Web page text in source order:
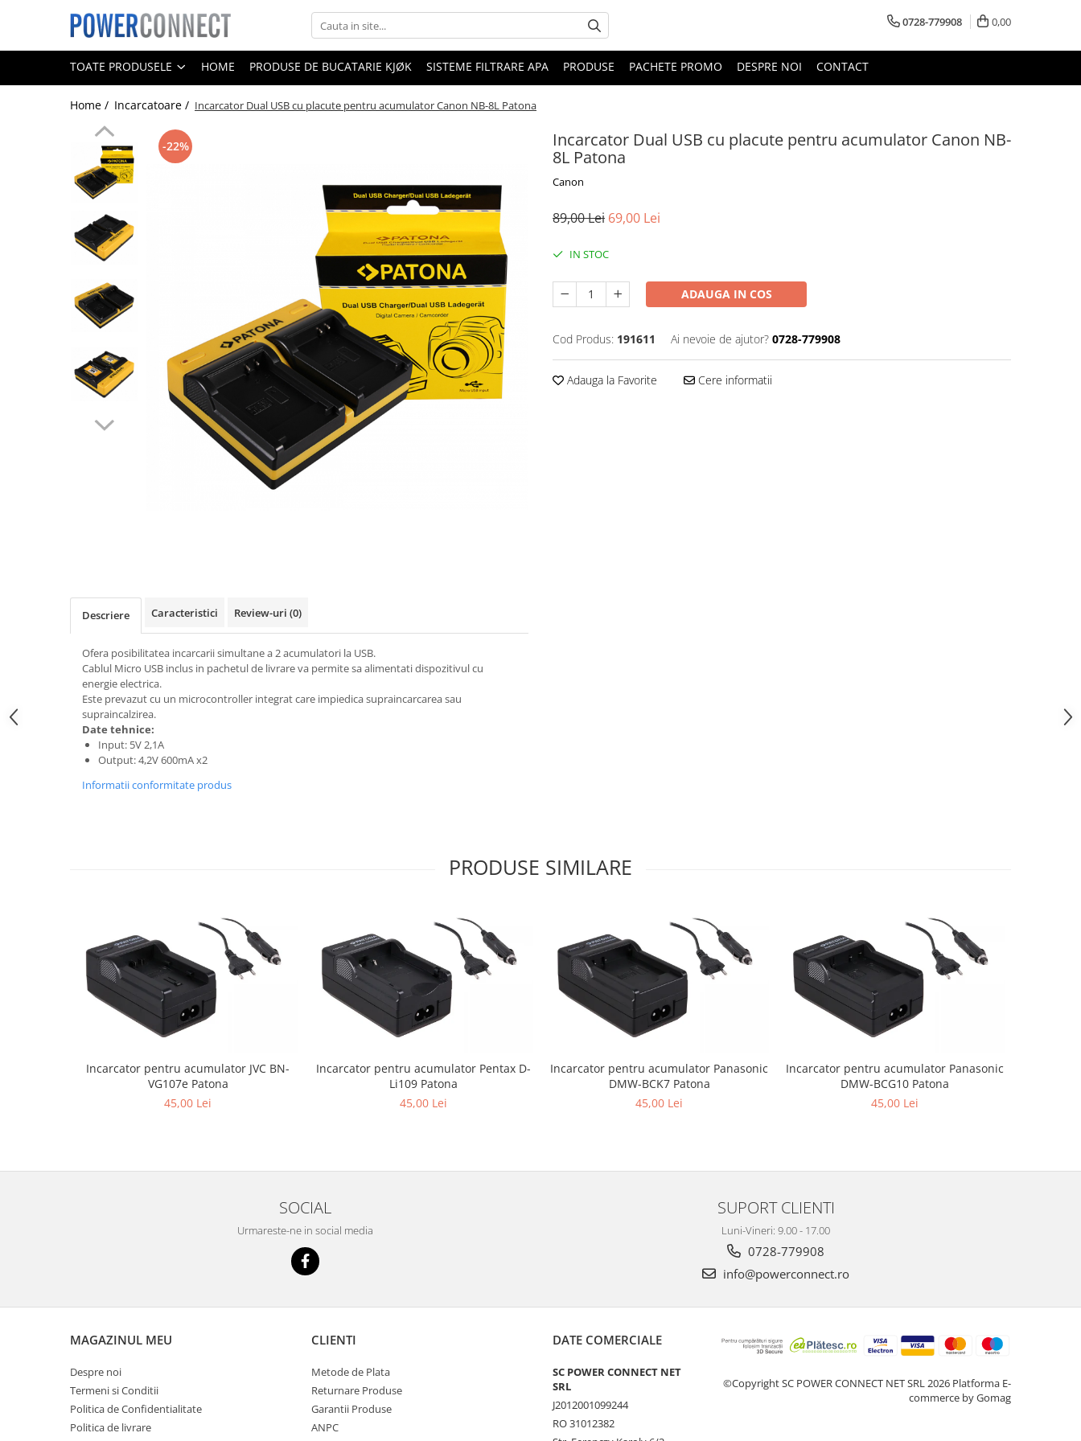
Toate Produsele
Sisteme filtrare apa
Sisteme filtrare apa
Aparate foto
Telefoane mobile
Boxe portabile
POS/Scanere coduri de bare
Scule electrice
Telefoane mobile
Produse de bucatarie kjøk
Accesorii kjøk
Incarcatoare & acumulatori
Telefoane mobile
Telefoane mobile
Custi aparate foto-video
Telefoane mobile
0728-779908 0,00
TOATE PRODUSELE HOME PRODUSE DE BUCATARIE KJØK SISTEME FILTRARE APA PRODUSE PACHETE PROMO DESPRE NOI CONTACT
Home / Incarcatoare / Incarcator Dual USB cu placute pentru acumulator Canon NB-8L Patona
Incarcator Dual USB cu placute pentru acumulator Canon NB-
8L Patona
Canon
-22%
89,00 Lei 69,00 Lei
IN STOC
ADAUGA IN COS
Cod Produs: 191611 Ai nevoie de ajutor? 0728-779908
Adauga la Favorite Cere informatii
Descriere Caracteristici Review-uri (0)
Ofera posibilitatea incarcarii simultane a 2 acumulatori la USB.
Cablul Micro USB inclus in pachetul de livrare va permite sa alimentati dispozitivul cu
energie electrica.
Este prevazut cu un microcontroller integrat care impiedica supraincarcarea sau
supraincalzirea.
Date tehnice:
Input: 5V 2,1A
Output: 4,2V 600mA x2
Informatii conformitate produs
PRODUSE SIMILARE
Incarcator pentru acumulator JVC BN-
VG107e Patona
45,00 Lei
Incarcator pentru acumulator Pentax D-
Li109 Patona
45,00 Lei
Incarcator pentru acumulator Panasonic
DMW-BCK7 Patona
45,00 Lei
Incarcator pentru acumulator Panasonic
DMW-BCG10 Patona
45,00 Lei
SOCIAL
Urmareste-ne in social media
SUPORT CLIENTI
Luni-Vineri: 9.00 - 17.00
0728-779908
info@powerconnect.ro
MAGAZINUL MEU
Despre noi
Termeni si Conditii
Politica de Confidentialitate
Politica de livrare
CLIENTI
Metode de Plata
Returnare Produse
Garantii Produse
ANPC
DATE COMERCIALE
SC POWER CONNECT NET
SRL
J2012001099244
RO 31012382
©Copyright SC POWER CONNECT NET SRL 2026 Platforma E-
commerce by Gomag